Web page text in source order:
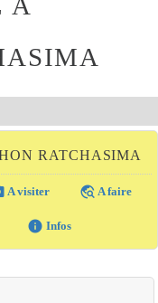
À
RATCHASIMA
A visiter travel_explore A faire
info Infos